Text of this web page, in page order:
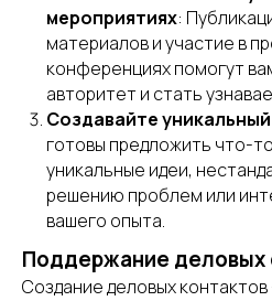
мероприятиях:
материалов и участие в
конференциях помогут
авторитет и стать
Создавайте
готовы предложить что-
уникальные идеи,
решению проблем или
вашего опыта.
Поддержание деловых
Создание деловых